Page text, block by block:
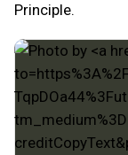
Principle.